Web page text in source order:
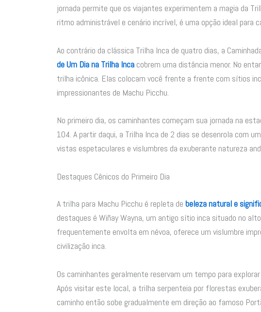
jornada permite que os viajantes experimentem a magia da
ritmo administrável e cenário incrível, é uma opção ideal para
Ao contrário da clássica Trilha Inca de quatro dias, a
de Um Dia na Trilha Inca cobrem uma distância menor. No
trilha icônica. Elas colocam você frente a frente com sítios
impressionantes de Machu Picchu.
No primeiro dia, os caminhantes começam sua jornada na
104. A partir daqui, a Trilha Inca de 2 dias se desenrola com
vistas espetaculares e vislumbres da exuberante natureza
Destaques Cênicos do Primeiro Dia
A trilha para Machu Picchu é repleta de beleza natural e
destaques é Wiñay Wayna, um antigo sítio inca situado no
frequentemente envolta em névoa, oferece um vislumbre
civilização inca.
Os caminhantes geralmente reservam um tempo para
Após visitar este local, a trilha serpenteia por florestas
caminho então sobe gradualmente em direção ao famoso